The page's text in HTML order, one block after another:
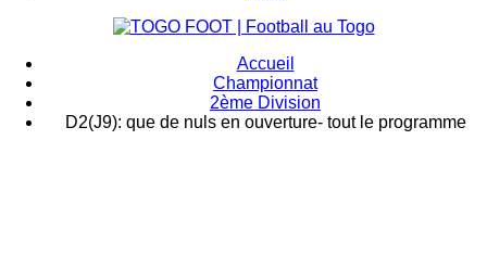
Accueil
Championnat
2ème Division
D2(J9): que de nuls en ouverture- tout le programme